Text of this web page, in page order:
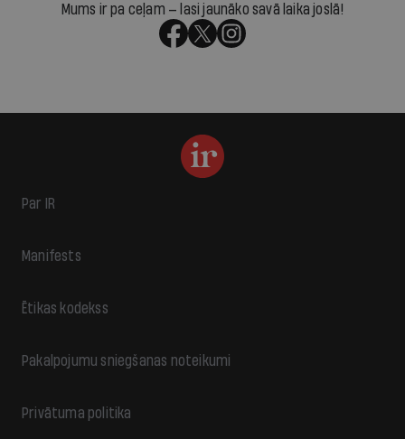
Mums ir pa ceļam — lasi jaunāko savā laika joslā!
Par IR
Manifests
Ētikas kodekss
Pakalpojumu sniegšanas noteikumi
Privātuma politika